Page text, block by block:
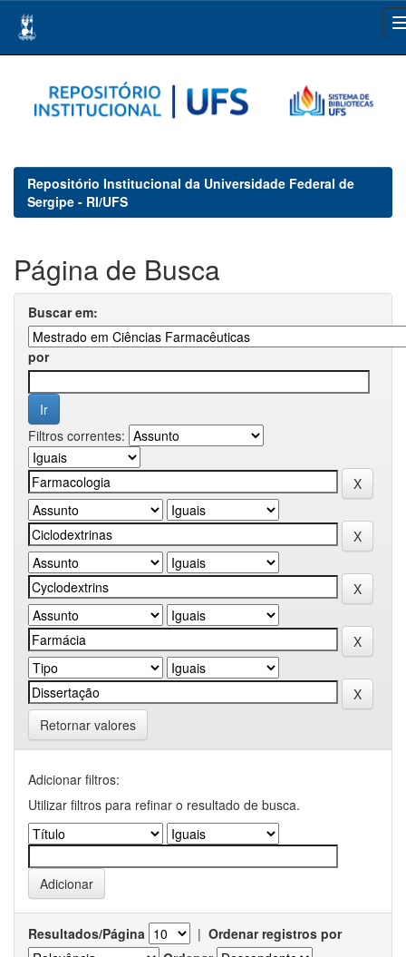
navigation
Repositório Institucional da Universidade Federal de
Sergipe - RI/UFS
Página de Busca
Buscar em:
por
Filtros correntes:
Retornar valores
Adicionar filtros:
Utilizar filtros para refinar o resultado de busca.
Resultados/Página | Ordenar registros por